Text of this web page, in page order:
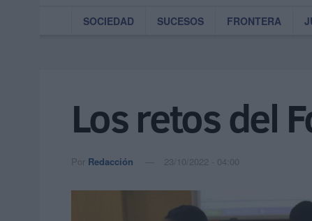
SOCIEDAD SUCESOS FRONTERA
Los retos del
Por Redacción 23/10/2022 - 04:00